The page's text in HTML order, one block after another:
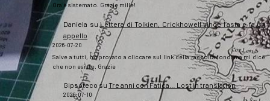
Ora è sistemato. Grazie mille!
Daniela suLettera di Tolkien, Crickhowell vince l’asta e fa un
appello
2026-07-20
Salve a tutti, ho provato a cliccare sul link della raccolta fondi ma mi dice
che non esiste. Grazie
Gipsotecosu Tre anni con Fatica… Lost in translation
2026-07-10